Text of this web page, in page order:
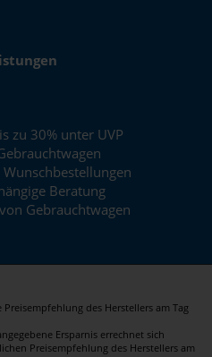
zu 30% unter UVP
Beratung
Gebrauchtwagen
des Herstellers am Tag
Ersparnis errechnet sich
Preisempfehlung des Herstellers am